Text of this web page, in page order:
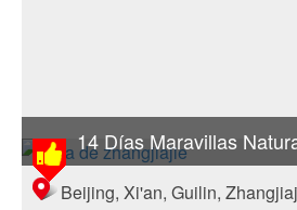
14 Días Maravillas
Beijing, Xi'an, Guilin,